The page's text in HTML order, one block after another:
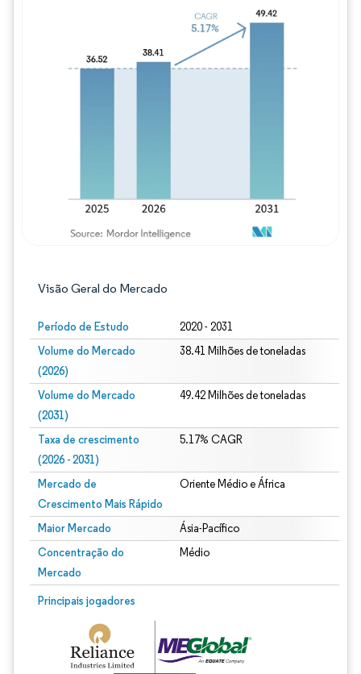
Visão Geral do Mercado
Período de Estudo 2020 - 2031
Volume do Mercado
(2026)
38.41 Milhões de toneladas
Volume do Mercado
(2031)
49.42 Milhões de toneladas
Taxa de crescimento
(2026 - 2031)
5.17% CAGR
Mercado de
Crescimento Mais Rápido
Oriente Médio e África
Maior Mercado Ásia-Pacífico
Concentração do
Mercado
Médio
Principais jogadores
Imagem © Mordor Intelligence. O reuso requer atribuição conforme CC BY 4.0.